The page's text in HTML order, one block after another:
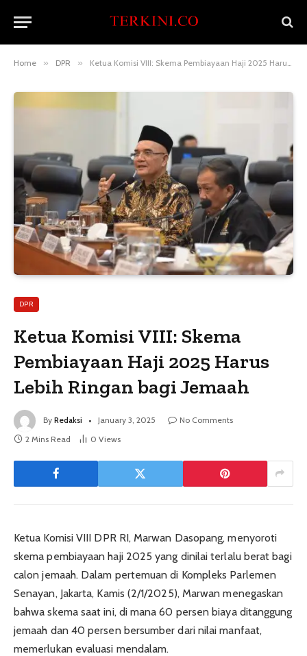
Home » DPR » Ketua Komisi VIII: Skema Pembiayaan Haji 2025 Harus Lebih Ringan bagi Jemaah
DPR
Ketua Komisi VIII: Skema
Pembiayaan Haji 2025 Harus
Lebih Ringan bagi Jemaah
By Redaksi January 3, 2025
No Comments
2 Mins Read
0 Views
Ketua Komisi VIII DPR RI, Marwan Dasopang, menyoroti
skema pembiayaan haji 2025 yang dinilai terlalu berat bagi
calon jemaah. Dalam pertemuan di Kompleks Parlemen
Senayan, Jakarta, Kamis (2/1/2025), Marwan menegaskan
bahwa skema saat ini, di mana 60 persen biaya ditanggung
jemaah dan 40 persen bersumber dari nilai manfaat,
memerlukan evaluasi mendalam.